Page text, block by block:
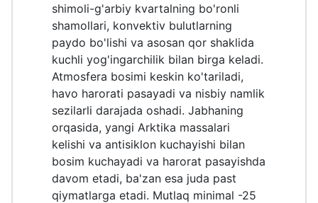
shimoli-g'arbiy kvartalning bo'ronli
shamollari, konvektiv bulutlarning
paydo bo'lishi va asosan qor shaklida
kuchli yog'ingarchilik bilan birga keladi.
Atmosfera bosimi keskin ko'tariladi,
havo harorati pasayadi va nisbiy namlik
sezilarli darajada oshadi. Jabhaning
orqasida, yangi Arktika massalari
kelishi va antisiklon kuchayishi bilan
bosim kuchayadi va harorat pasayishda
davom etadi, ba'zan esa juda past
qiymatlarga etadi. Mutlaq minimal -25